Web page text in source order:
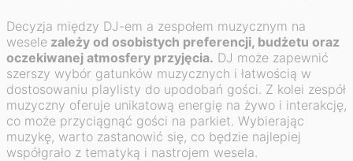
Decyzja między DJ-em a zespołem muzycznym na
wesele zależy od osobistych preferencji, budżetu oraz
oczekiwanej atmosfery przyjęcia. DJ może zapewnić
szerszy wybór gatunków muzycznych i łatwością w
dostosowaniu playlisty do upodobań gości. Z kolei zespół
muzyczny oferuje unikatową energię na żywo i interakcję,
co może przyciągnąć gości na parkiet. Wybierając
muzykę, warto zastanowić się, co będzie najlepiej
współgrało z tematyką i nastrojem wesela.